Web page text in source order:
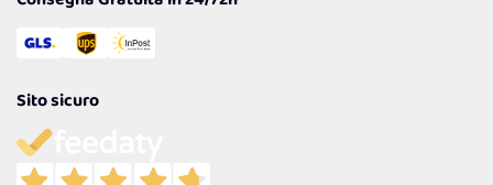
Sito sicuro